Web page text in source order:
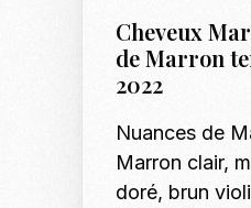
Cheveux
de Marron
2022
Nuances de
Marron clair,
doré, brun